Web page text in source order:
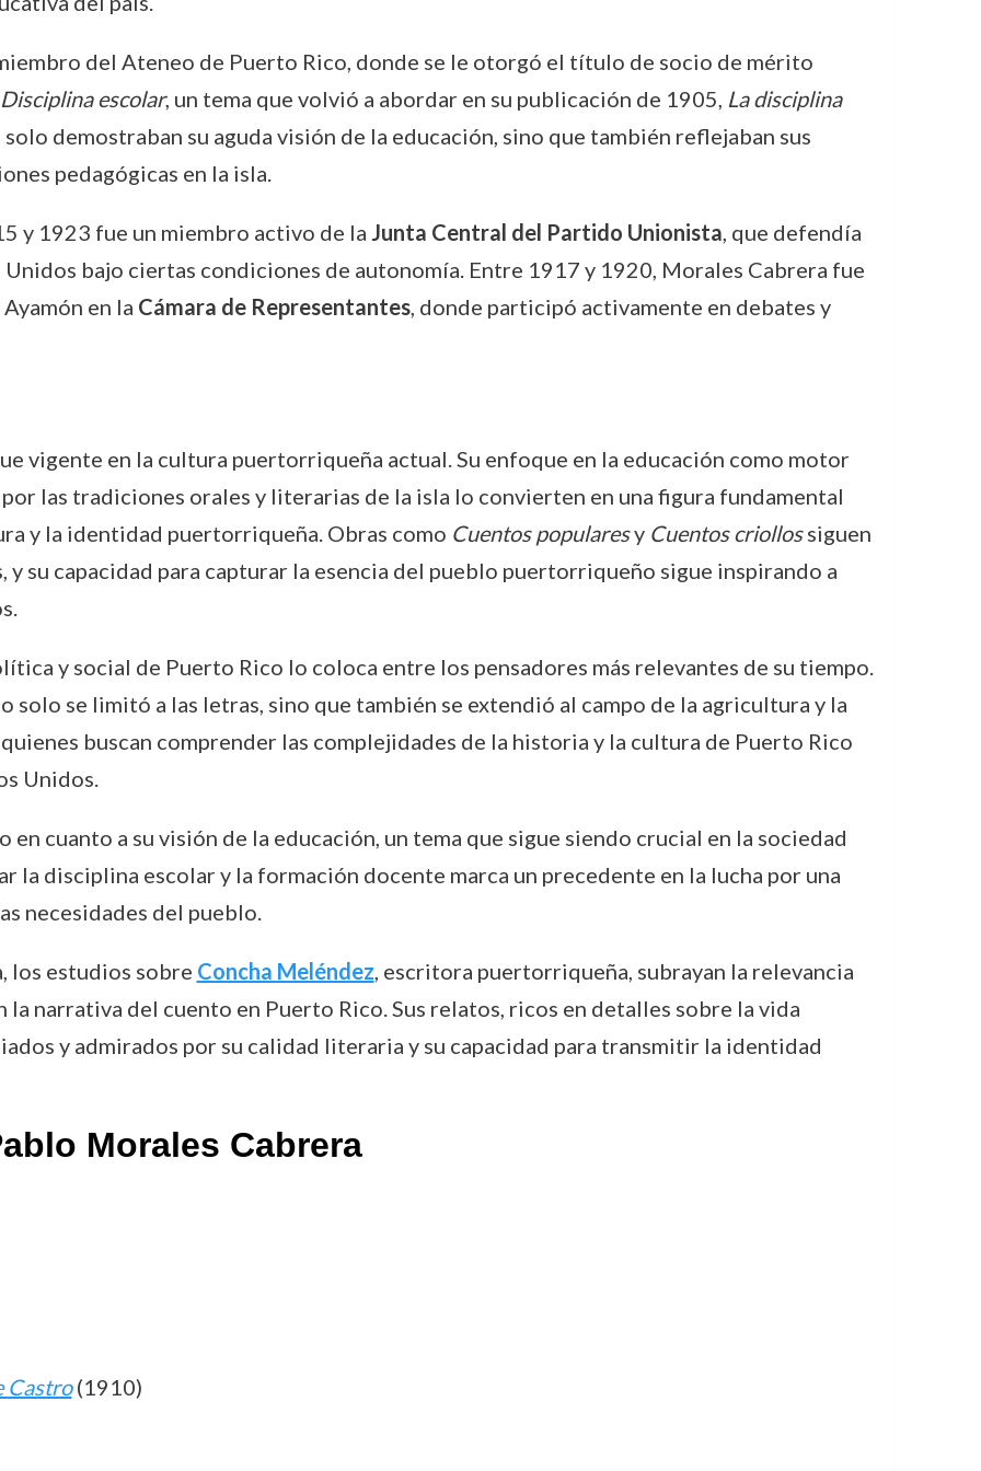
del Ateneo de Puerto Rico, donde se le otorgó el título de socio de mérito
Disciplina escolar, un tema que volvió a abordar en su publicación de 1905, La disciplina
demostraban su aguda visión de la educación, sino que también reflejaban sus
pedagógicas en la isla.
y 1923 fue un miembro activo de la Junta Central del Partido Unionista, que defendía
bajo ciertas condiciones de autonomía. Entre 1917 y 1920, Morales Cabrera fue
en la Cámara de Representantes, donde participó activamente en debates y
vigente en la cultura puertorriqueña actual. Su enfoque en la educación como motor
las tradiciones orales y literarias de la isla lo convierten en una figura fundamental
y la identidad puertorriqueña. Obras como Cuentos popularesy Cuentos criollossiguen
su capacidad para capturar la esencia del pueblo puertorriqueño sigue inspirando a
y social de Puerto Rico lo coloca entre los pensadores más relevantes de su tiempo.
solo se limitó a las letras, sino que también se extendió al campo de la agricultura y la
buscan comprender las complejidades de la historia y la cultura de Puerto Rico
Unidos.
cuanto a su visión de la educación, un tema que sigue siendo crucial en la sociedad
la disciplina escolar y la formación docente marca un precedente en la lucha por una
necesidades del pueblo.
los estudios sobre Concha Meléndez, escritora puertorriqueña, subrayan la relevancia
narrativa del cuento en Puerto Rico. Sus relatos, ricos en detalles sobre la vida
y admirados por su calidad literaria y su capacidad para transmitir la identidad
Morales Cabrera
Castro(1910)